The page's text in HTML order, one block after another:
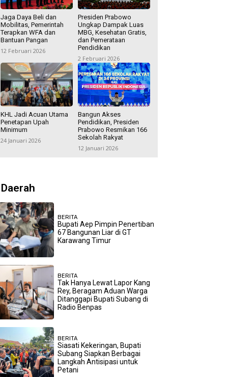
Jaga Daya Beli dan
Mobilitas, Pemerintah
Terapkan WFA dan
Bantuan Pangan
12 Februari 2026
Presiden Prabowo
Ungkap Dampak Luas
MBG, Kesehatan Gratis,
dan Pemerataan
Pendidikan
2 Februari 2026
KHL Jadi Acuan Utama
Penetapan Upah
Minimum
24 Januari 2026
Bangun Akses
Pendidikan, Presiden
Prabowo Resmikan 166
Sekolah Rakyat
12 Januari 2026
Daerah
BERITA
Bupati Aep Pimpin Penertiban
67 Bangunan Liar di GT
Karawang Timur
BERITA
Tak Hanya Lewat Lapor Kang
Rey, Beragam Aduan Warga
Ditanggapi Bupati Subang di
Radio Benpas
BERITA
Siasati Kekeringan, Bupati
Subang Siapkan Berbagai
Langkah Antisipasi untuk
Petani